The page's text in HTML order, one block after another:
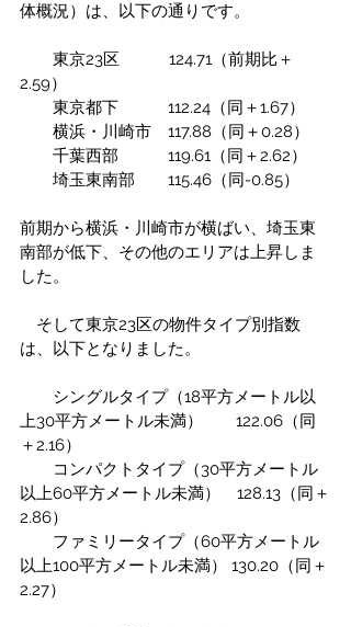
体概況）は、以下の通りです。
東京23区　　　124.71（前期比＋
2.59）
東京都下　　　112.24（同＋1.67）
横浜・川崎市　117.88（同＋0.28）
千葉西部　　　119.61（同＋2.62）
埼玉東南部　　115.46（同-0.85）
前期から横浜・川崎市が横ばい、埼玉東
南部が低下、その他のエリアは上昇しま
した。
そして東京23区の物件タイプ別指数
は、以下となりました。
シングルタイプ（18平方メートル以
上30平方メートル未満）　　122.06（同
＋2.16）
コンパクトタイプ（30平方メートル
以上60平方メートル未満）　128.13（同＋
2.86）
ファミリータイプ（60平方メートル
以上100平方メートル未満） 130.20（同＋
2.27）